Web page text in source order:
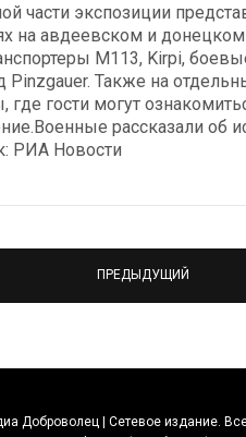
части экспозиции
на авдеевском и
М113, Kirpi,
Pinzgauer. Также на
где гости могут
рассказали об
РИА Новости
ПРЕДЫДУЩИЙ
Доброволец | Сетевое издание.